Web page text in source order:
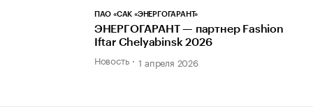
ПАО «САК «ЭНЕРГОГАРАНТ»
ЭНЕРГОГАРАНТ — партнер Fashion
Iftar Chelyabinsk 2026
Новость 1 апреля 2026